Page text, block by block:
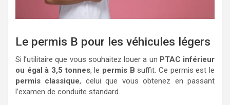
Le permis B pour les véhicules légers
Si l’utilitaire que vous souhaitez louer a un PTAC inférieur
ou égal à 3,5 tonnes, le permis B suffit. Ce permis est le
permis classique, celui que vous obtenez en passant
l’examen de conduite standard.